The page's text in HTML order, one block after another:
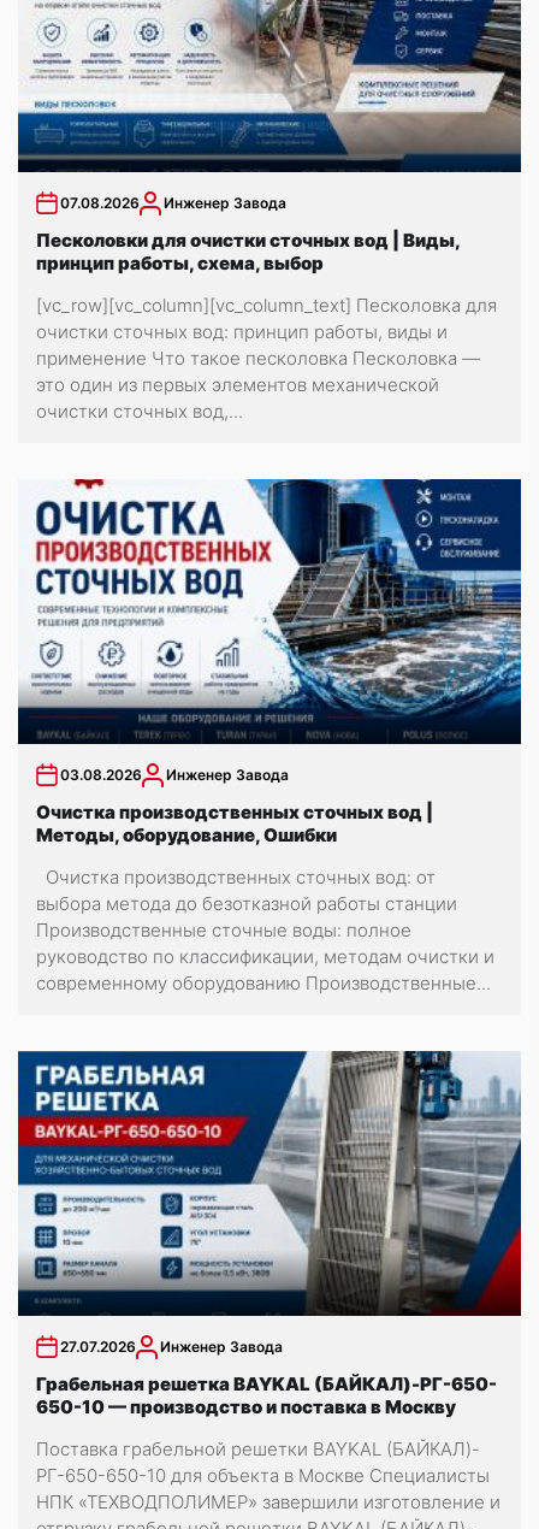
07.08.2026 Инженер Завода
Песколовки для очистки сточных вод | Виды,
принцип работы, схема, выбор
[vc_row][vc_column][vc_column_text] Песколовка для
очистки сточных вод: принцип работы, виды и
применение Что такое песколовка Песколовка —
это один из первых элементов механической
очистки сточных вод,...
03.08.2026 Инженер Завода
Очистка производственных сточных вод |
Методы, оборудование, Ошибки
Очистка производственных сточных вод: от
выбора метода до безотказной работы станции
Производственные сточные воды: полное
руководство по классификации, методам очистки и
современному оборудованию Производственные...
27.07.2026 Инженер Завода
Грабельная решетка BAYKAL (БАЙКАЛ)-РГ-650-
650-10 — производство и поставка в Москву
Поставка грабельной решетки BAYKAL (БАЙКАЛ)-
РГ-650-650-10 для объекта в Москве Специалисты
НПК «ТЕХВОДПОЛИМЕР» завершили изготовление и